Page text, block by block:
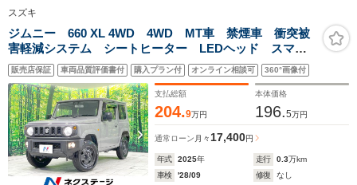
スズキ
ジムニー 660 XL 4WD 4WD MT車 禁煙車 衝突被
害軽減システム シートヒーター LEDヘッド スマー
トキー 純正16インチアルミ オートハイビーム 車線
逸脱警報 オートライト オートエアコン プライバシ
ーガラス
販売店保証 車両品質評価書付 購入プラン付 オンライン相談可 360°画像付
支払総額
204.9万円
本体価格
196.5万円
通常ローン 月々 17,400円
年式 2025年 走行 0.3万km
車検
'28/09 修復 なし